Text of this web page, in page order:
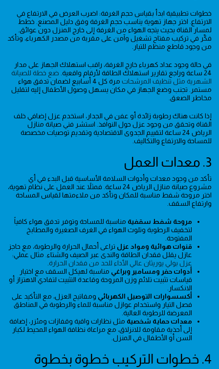
خطوات تطبيقية ابدأ بقياس حجم الغرفة: اضرب العرض في الارتفاع في
الارتفاع. اختر جهاز تهوية يناسب حجم الغرفة وفق دليل المصنع. خطط
لمسار القناة بحيث يتجه الهواء من الغرفة إلى خارج المنزل دون عوائق.
فكّر في تركيب مفتاح تشغيل وآمن على مقربة من مصدر الكهرباء، وتأكد
من وجود قاطع منظم للتيار.
في حالة وجود عداد كهرباء خارج الغرفة، راقب استهلاك الجهاز على مدار
24 ساعة وراجع تقارير استهلاك الطاقة لأرقام واقعية.
ضع خطة للصيانة
الشهرية مثل تنظيف المرشحات
مرة كل 4 أسابيع لضمان تدفق هواء
مستمر. تجنب وضع الجهاز في مكان يسهل وصول الأطفال إليه لتقليل
مخاطر الصعق.
إذا كانت هناك رطوبة زائدة أو عفن في الجدار، استخدم عزل إضافي خلف
القناة وتحقق من وجود عزل حول النوافذ. استشر فني صيانة منازل
الرياض 24 ساعة لتقييم الجدوى الاقتصادية وتقديم توصيات مخصصة
للمساحة والارتفاع والتكاليف.
3. معدات العمل
تأكد من وجود معدات وأدوات السلامة الأساسية قبل البدء في أي
مشروع صيانة منازل الرياض 24 ساعة. فمثلاً عند العمل على نظام تهوية،
اختر مروحة شفط مناسبة للمكان وتأكد من ملاءمتها لقياس المساحة
وارتفاع السقف.
مروحة شفط سقفية مناسبة للمساحة وتوفر تدفق هواء كافياً
لتخفيف الرطوبة وتلوث الهواء في الغرف الصغيرة والمطابخ
المفتوحة.
قنوات هوائية ومواد عزل تراعى أحمال الحرارة والرطوبة، مع حاجز
عازل يقلل فقدان الطاقة والندى عبر الصيف والشتاء. مثال عملي:
عزل بولي يوريثان عالي الأداء للحد من فقدان الحرارة
أدوات حفر ومسامير وبراغي مناسبة لهيكل السقف مع اختيار
قياسات تثبيت تلائم وزن المروحة وقاعدة التثبيت لتفادي الاهتزاز أو
الانكسار.
أكسسوارات التوصيل الكهربائي ومفاتيح العزل، مع التأكيد على
فصل التيار واستخدام عوازل مناسبة للماء والرطوبة في المناطق
المعرضة للرطوبة العالية.
معدات حماية شخصية مثل نظارات واقية وقفازات ومئزر، إضافة
إلى أحذية مقاومة للانزلاق، مع مراعاة نظافة الهواء المحيط لكبار
السن أو الأطفال في المنزل.
4. خطوات التركيب خطوة بخطوة